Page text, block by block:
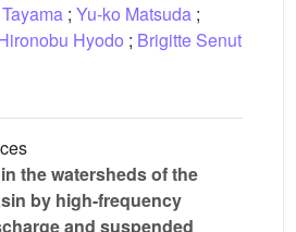
; Yu-ko Matsuda ;
Hyodo ; Brigitte Senut
the watersheds of the
by high-frequency
and suspended